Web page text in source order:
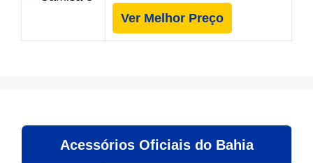
Ver Melhor Preço
Acessórios Oficiais do Bahia